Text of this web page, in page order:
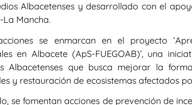
Albacetenses y desarrollado con el
La Mancha.
se enmarcan en el proyecto
en Albacete (ApS-FUEGOAB)’, una
Albacetenses que busca mejorar la
y restauración de ecosistemas afectados
se fomentan acciones de prevención de